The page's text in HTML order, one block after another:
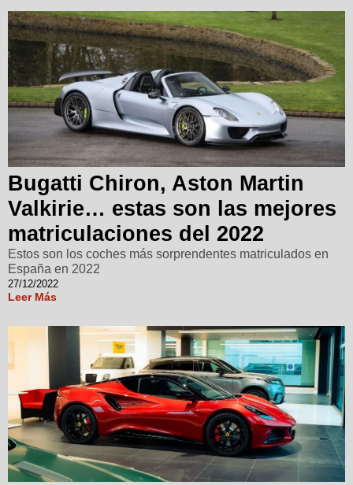
Bugatti Chiron, Aston Martin
Valkirie… estas son las mejores
matriculaciones del 2022
Estos son los coches más sorprendentes matriculados en
España en 2022
27/12/2022
Leer Más